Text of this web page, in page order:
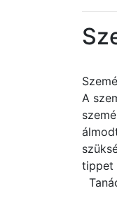
A
tippet